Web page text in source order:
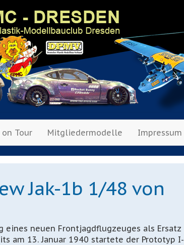
on Tour Mitgliedermodelle Impressum
Jak-1b 1/48 von
neuen Frontjagdflugzeuges als Ersatz
am 13. Januar 1940 startete der Prototyp I-